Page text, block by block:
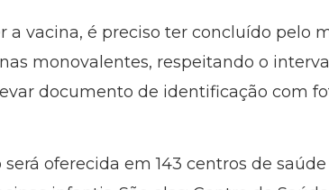
a vacina, é preciso ter concluído pelo
monovalentes, respeitando o
documento de identificação com
será oferecida em 143 centros de